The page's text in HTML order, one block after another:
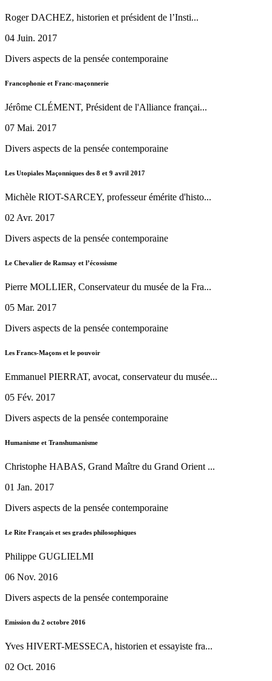
Roger DACHEZ, historien et président de l’Insti...
04 Juin. 2017
Divers aspects de la pensée contemporaine
Francophonie et Franc-maçonnerie
Jérôme CLÉMENT, Président de l'Alliance françai...
07 Mai. 2017
Divers aspects de la pensée contemporaine
Les Utopiales Maçonniques des 8 et 9 avril 2017
Michèle RIOT-SARCEY, professeur émérite d'histo...
02 Avr. 2017
Divers aspects de la pensée contemporaine
Le Chevalier de Ramsay et l’écossisme
Pierre MOLLIER, Conservateur du musée de la Fra...
05 Mar. 2017
Divers aspects de la pensée contemporaine
Les Francs-Maçons et le pouvoir
Emmanuel PIERRAT, avocat, conservateur du musée...
05 Fév. 2017
Divers aspects de la pensée contemporaine
Humanisme et Transhumanisme
Christophe HABAS, Grand Maître du Grand Orient ...
01 Jan. 2017
Divers aspects de la pensée contemporaine
Le Rite Français et ses grades philosophiques
Philippe GUGLIELMI
06 Nov. 2016
Divers aspects de la pensée contemporaine
Emission du 2 octobre 2016
Yves HIVERT-MESSECA, historien et essayiste fra...
02 Oct. 2016